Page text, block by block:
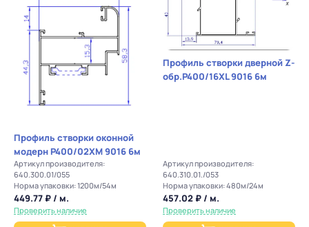
Профиль створки оконной
модерн P400/02XМ 9016 6м
Артикул производителя:
640.300.01/055
Норма упаковки: 1200м/54м
449.77 ₽ / м.
Проверить наличие
Профиль створки дверной Z-
обр.P400/16XL 9016 6м
Артикул производителя:
640.310.01./053
Норма упаковки: 480м/24м
457.02 ₽ / м.
Проверить наличие